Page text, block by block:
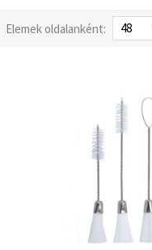
Elemek oldalanként: